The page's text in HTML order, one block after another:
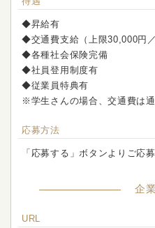
◆昇給有
◆交通費支給（上限30,000円／
◆各種社会保険完備
◆社員登用制度有
◆従業員特典有
※学生さんの場合、交通費は通
応募方法
「応募する」ボタンよりご応
企
URL